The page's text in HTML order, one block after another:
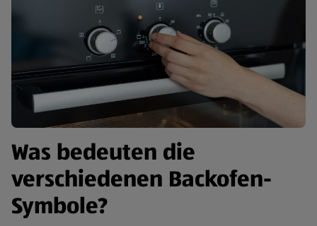
Was bedeuten die
verschiedenen Backofen-
Symbole?